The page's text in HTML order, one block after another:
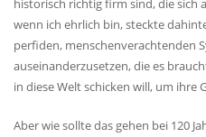
historisch richtig firm sind, die sich
wenn ich ehrlich bin, steckte
perfiden, menschenverachtenden
auseinanderzusetzen, die es
in diese Welt schicken will, um ihre
Aber wie sollte das gehen bei 120